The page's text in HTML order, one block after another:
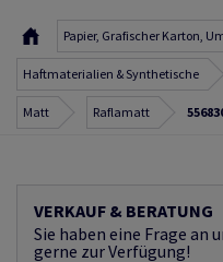
Papier, Grafischer Karton,
Haftmaterialien & Synthetische
Matt Raflamatt
VERKAUF & BERATUNG
Sie haben eine Frage an
gerne zur Verfügung!